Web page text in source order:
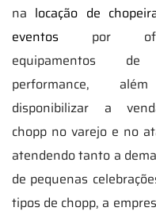
na locação de
eventos por
equipamentos
performance,
disponibilizar a
chopp no varejo e no
atendendo tanto a
de pequenas
tipos de chopp, a